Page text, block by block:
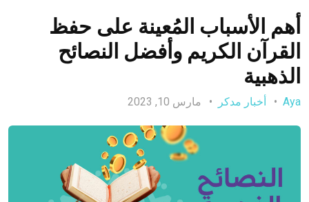
أهم الأسباب المُعينة على حفظ
القرآن الكريم وأفضل النصائح
الذهبية
Aya أخبار مدكر مارس 10, 2023